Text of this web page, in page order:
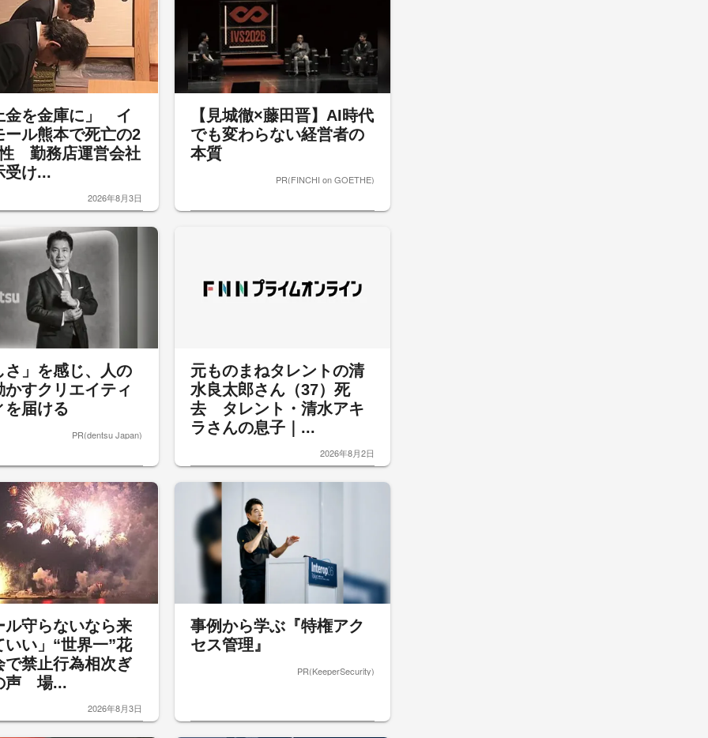
金を金庫に」 イ
ール熊本で死亡の2
勤務店運営会社
受け...
2026年8月3日
【見城徹×藤田晋】AI時代
でも変わらない経営者の
本質
PR(FINCHI on GOETHE)
さ」を感じ、人の
かすクリエイティ
を届ける
PR(dentsu Japan)
元ものまねタレントの清
水良太郎さん（37）死
去 タレント・清水アキ
ラさんの息子｜...
2026年8月2日
ル守らないなら来
いい」“世界一”花
で禁止行為相次ぎ
声 場...
2026年8月3日
事例から学ぶ『特権アク
セス管理』
PR(KeeperSecurity)